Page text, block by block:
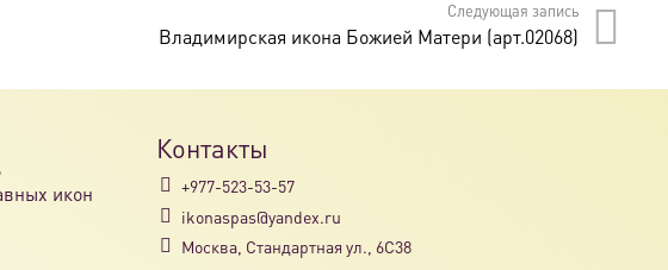
вариаций.
Опции
Следующая запись
Владимирская икона Божией Матери (арт.02068)
икон
Контакты
+977-523-53-57
ikonaspas@yandex.ru
Москва, Стандартная ул., 6С38